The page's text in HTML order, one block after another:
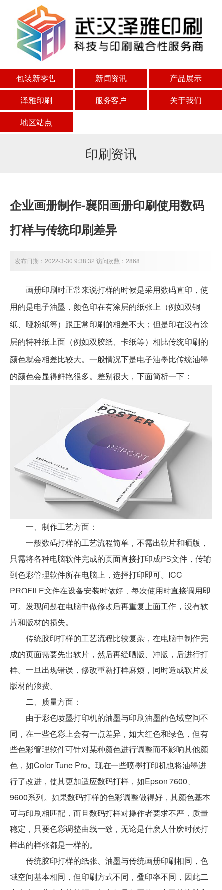
包装新零售 新闻资讯
产品展示
泽雅印刷
服务客户
关于我们
地区站点
印刷资讯
企业画册制作-襄阳画册印刷使用数码
打样与传统印刷差异
发布日期：2022-3-30 9:38:32 访问次数：2868
画册印刷时正常来说打样的时候是采用数码直印，使
用的是电子油墨，颜色印在有涂层的纸张上（例如双铜
纸、哑粉纸等）跟正常印刷的相差不大；但是印在没有涂
层的特种纸上面（例如双胶纸、卡纸等）相比传统印刷的
颜色就会相差比较大。一般情况下是电子油墨比传统油墨
的颜色会显得鲜艳很多。差别很大，下面简析一下：
一、制作工艺方面：
一般数码打样的工艺流程简单，不需出软片和晒版，
只需将各种电脑软件完成的页面直接打印成PS文件，传输
到色彩管理软件所在电脑上，选择打印即可。ICC
PROFILE文件在设备安装时做好，每次使用时直接调用即
可。发现问题在电脑中做修改后再重复上面工作，没有软
片和版材的损失。
传统胶印打样的工艺流程比较复杂，在电脑中制作完
成的页面需要先出软片，然后再经晒版、冲版，后进行打
样。一旦出现错误，修改重新打样麻烦，同时造成软片及
版材的浪费。
二、质量方面：
由于彩色喷墨打印机的油墨与印刷油墨的色域空间不
同，在一些色彩上会有一点差异，如大红色和绿色，但有
些色彩管理软件可针对某种颜色进行调整而不影响其他颜
色，如Color Tune Pro。现在一些喷墨打印机也将油墨进
行了改进，使其更加适应数码打样，如Epson 7600、
9600系列。如果数码打样的色彩调整做得好，其颜色基本
可与印刷相匹配，而且数码打样对操作者要求不严，质量
稳定，只要色彩调整曲线一致，无论是什麽人什麽时候打
样出的样张都是一样的。
传统胶印打样的纸张、油墨与传统画册印刷相同，色
域空间基本相同，但印刷方式不同，叠印率不同，因此二